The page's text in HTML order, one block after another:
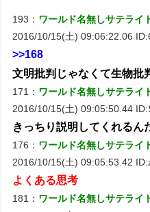
193： ワールド名無しサテライ
2016/10/15(土) 09:06:22.06
>>168
文明批判じゃなくて生物批
171： ワールド名無しサテライ
2016/10/15(土) 09:05:50.44
きっちり説明してくれるん
176： ワールド名無しサテライ
2016/10/15(土) 09:05:53.42
よくある思考
181： ワールド名無しサテライ